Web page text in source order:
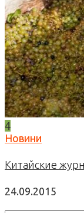
4
Новини
Китайские
24.09.2015